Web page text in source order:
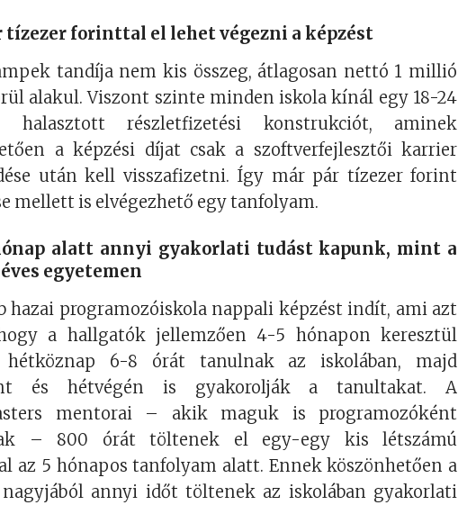
tízezer forinttal el lehet végezni a képzést
tandíja nem kis összeg, átlagosan nettó 1 millió
alakul. Viszont szinte minden iskola kínál egy 18-24
halasztott részletfizetési konstrukciót, aminek
a képzési díjat csak a szoftverfejlesztői karrier
után kell visszafizetni. Így már pár tízezer forint
mellett is elvégezhető egy tanfolyam.
alatt annyi gyakorlati tudást kapunk, mint a
éves egyetemen
hazai programozóiskola nappali képzést indít, ami azt
a hallgatók jellemzően 4-5 hónapon keresztül
hétköznap 6-8 órát tanulnak az iskolában, majd
és hétvégén is gyakorolják a tanultakat. A
mentorai – akik maguk is programozóként
– 800 órát töltenek el egy-egy kis létszámú
az 5 hónapos tanfolyam alatt. Ennek köszönhetően a
annyi időt töltenek az iskolában gyakorlati